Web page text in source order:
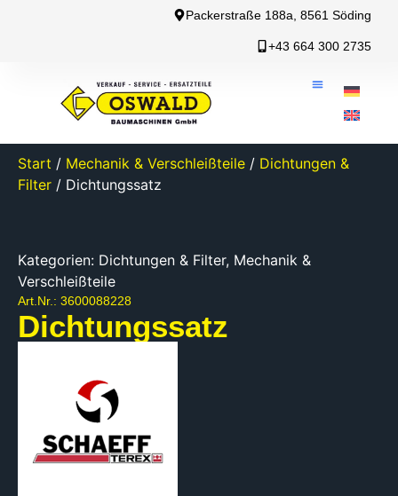
+43 664 300 2735
Packerstraße 188a, 8561 Söding
Start / Mechanik & Verschleißteile / Dichtungen &
Filter / Dichtungssatz
Kategorien: Dichtungen & Filter, Mechanik &
Verschleißteile
Art.Nr.: 3600088228
Dichtungssatz